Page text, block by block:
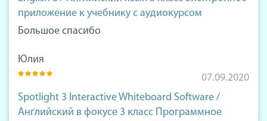
приложение к учебнику с аудиокурсом
Большое спасибо
Юлия
07.09.2020
Spotlight 3 Interactive Whiteboard Software /
Английский в фокусе 3 класс Программное